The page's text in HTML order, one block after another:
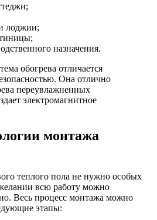
лоджии;
назначения.
обогрева отличается
Она отлично
переувлажненных
электромагнитное
монтажа
теплого пола не нужно особых
всю работу можно
Весь процесс монтажа можно
этапы: